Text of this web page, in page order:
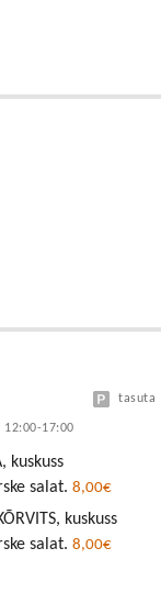
12:00-17:00
tasuta
kuskuss
salat. 8,00€
kuskuss
salat. 8,00€